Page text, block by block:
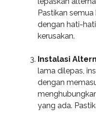
Pastikan
dengan hati-
kerusakan.
Instalasi
lama dilepas,
dengan
yang ada.